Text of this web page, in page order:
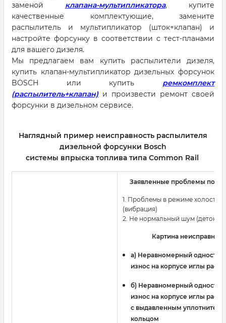
заменой клапана-мультипликатора, купите
качественные комплектующие, замените
распылитель и мультипликатор (шток+клапан) и
настройте форсунку в соответствии с тест-планами
для вашего дизеля.
Мы предлагаем вам купить распылители дизеля,
купить клапан-мультипликатор дизельных форсунок
BOSCH или купить ремкомплект
(распылитель+клапан) и произвести ремонт своей
форсунки в дизельном сервисе.
Наглядный пример неисправность распылителя
дизельной форсунки Bosch
системы впрыска топлива типа Common Rail
Заявленные проблемы
1. Проблемы в режиме
(вибрация)
2. Не нормальный шум
Картина
a) Неравномерный
износ на корпусе иглы
б) Неравномерный
износ на корпусе иглы
с выдавленным
кольцом